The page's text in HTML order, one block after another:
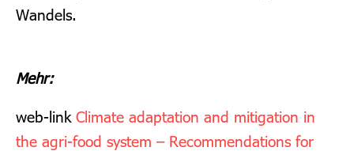
Wandels.
Mehr:
web-link Climate adaptation and mitigation in
the agri-food system – Recommendations for